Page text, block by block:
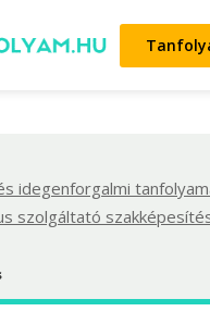
idegenforgalmi
szolgáltató